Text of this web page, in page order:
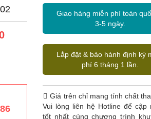
Giao hàng miễn phí toàn
3-5 ngày.
Lắp đặt & bảo hành định kỳ
phí 6 tháng 1 lần.
Giá trên chỉ mang tính chất
Vui lòng liên hệ Hotline để cập
tốt nhất cùng chương trình